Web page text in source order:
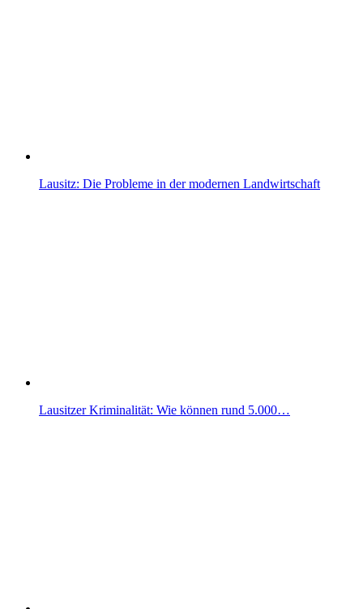
Lausitz: Die Probleme in der modernen Landwirtschaft
Lausitzer Kriminalität: Wie können rund 5.000…